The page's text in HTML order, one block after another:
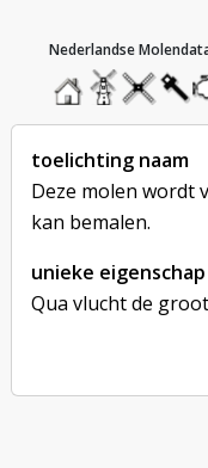
homemolendatabase
toelichting naam
Deze molen wordt
kan bemalen.
unieke eigenschap
Qua vlucht de